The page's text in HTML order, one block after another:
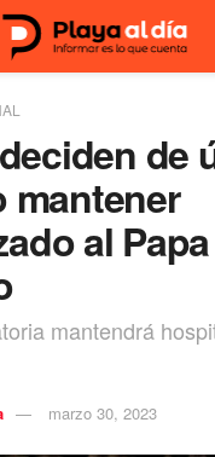
de
mantener
al Papa
mantendrá
marzo 30, 2023